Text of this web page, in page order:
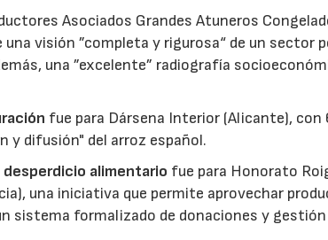
Asociados Grandes Atuneros
visión ”completa y rigurosa“ de un sector
una ”excelente” radiografía
fue para Dársena Interior (Alicante), con
y difusión" del arroz español.
alimentario fue para Honorato
una iniciativa que permite aprovechar
sistema formalizado de donaciones y gestión